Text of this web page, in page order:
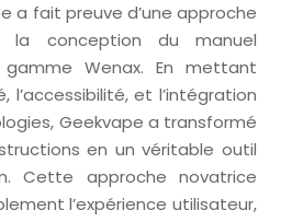
a fait preuve d’une approche
la conception du manuel
Wenax. En mettant
l’accessibilité, et l’intégration
Geekvape a transformé
en un véritable outil
Cette approche novatrice
l’expérience utilisateur,